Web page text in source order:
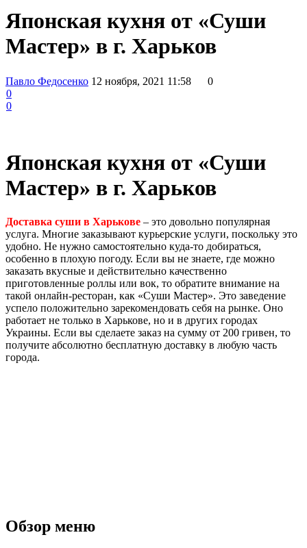
Японская кухня от «Суши
Мастер» в г. Харьков
Павло Федосенко 12 ноября, 2021 11:58
0
0
0
Японская кухня от «Суши
Мастер» в г. Харьков
Доставка суши в Харькове – это довольно популярная
услуга. Многие заказывают курьерские услуги, поскольку это
удобно. Не нужно самостоятельно куда-то добираться,
особенно в плохую погоду. Если вы не знаете, где можно
заказать вкусные и действительно качественно
приготовленные роллы или вок, то обратите внимание на
такой онлайн-ресторан, как «Суши Мастер». Это заведение
успело положительно зарекомендовать себя на рынке. Оно
работает не только в Харькове, но и в других городах
Украины. Если вы сделаете заказ на сумму от 200 гривен, то
получите абсолютно бесплатную доставку в любую часть
города.
Обзор меню